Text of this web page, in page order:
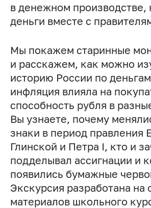
в денежном производстве,
деньги вместе с
Мы покажем старинные
и расскажем, как можно
историю России по
инфляция влияла на
способность рубля в
Вы узнаете, почему
знаки в период правления
Глинской и Петра I, кто и
подделывал ассигнации и
появились бумажные
Экскурсия разработана на
материалов школьного